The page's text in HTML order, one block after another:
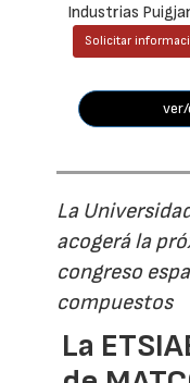
Industrias
Solicitar
La
acogerá la
congreso
compuestos
La